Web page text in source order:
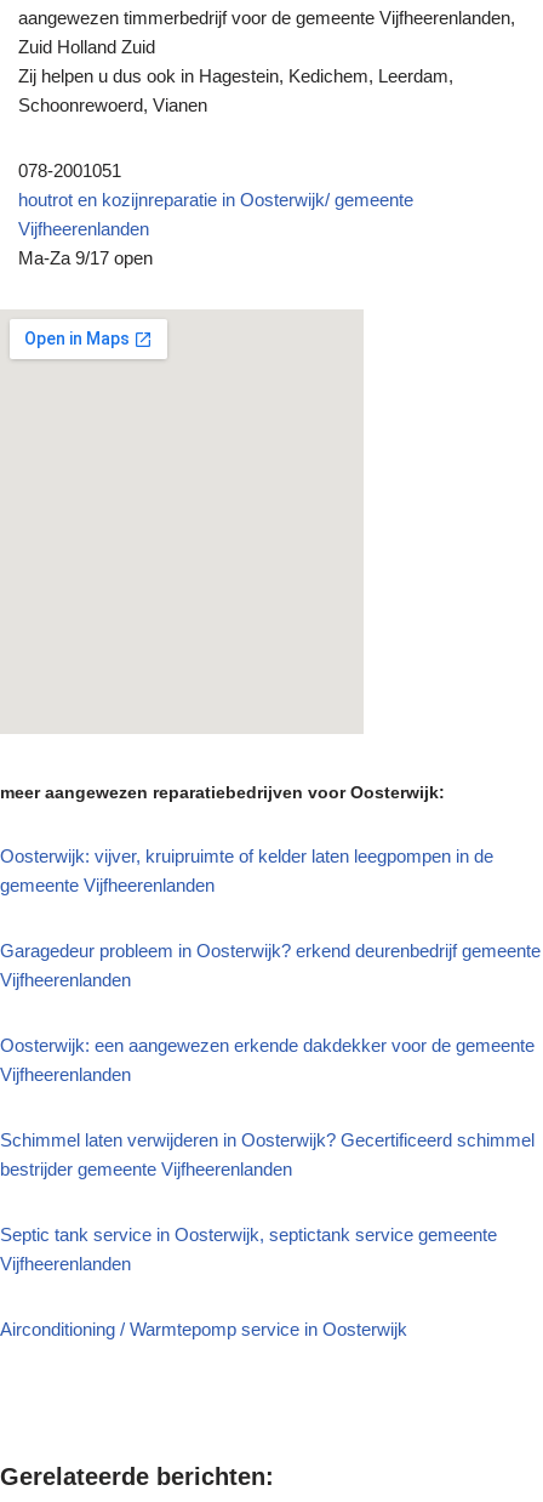
aangewezen timmerbedrijf voor de gemeente Vijfheerenlanden,
Zuid Holland Zuid
Zij helpen u dus ook in Hagestein, Kedichem, Leerdam,
Schoonrewoerd, Vianen
078-2001051
houtrot en kozijnreparatie in Oosterwijk/ gemeente
Vijfheerenlanden
Ma-Za 9/17 open
meer aangewezen reparatiebedrijven voor Oosterwijk:
Oosterwijk: vijver, kruipruimte of kelder laten leegpompen in de
gemeente Vijfheerenlanden
Garagedeur probleem in Oosterwijk? erkend deurenbedrijf gemeente
Vijfheerenlanden
Oosterwijk: een aangewezen erkende dakdekker voor de gemeente
Vijfheerenlanden
Schimmel laten verwijderen in Oosterwijk? Gecertificeerd schimmel
bestrijder gemeente Vijfheerenlanden
Septic tank service in Oosterwijk, septictank service gemeente
Vijfheerenlanden
Airconditioning / Warmtepomp service in Oosterwijk
Gerelateerde berichten: